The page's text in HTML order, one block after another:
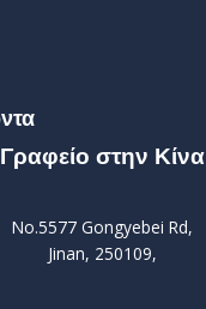
Γραφείο στην Κίνα
No.5577 Gongyebei Rd,
Jinan, 250109,